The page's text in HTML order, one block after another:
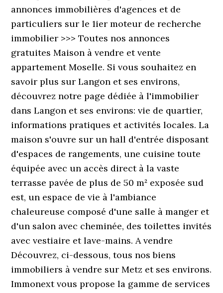
annonces immobilières d'agences et de
particuliers sur le 1ier moteur de recherche
immobilier >>> Toutes nos annonces
gratuites Maison à vendre et vente
appartement Moselle. Si vous souhaitez en
savoir plus sur Langon et ses environs,
découvrez notre page dédiée à l'immobilier
dans Langon et ses environs: vie de quartier,
informations pratiques et activités locales. La
maison s'ouvre sur un hall d'entrée disposant
d'espaces de rangements, une cuisine toute
équipée avec un accès direct à la vaste
terrasse pavée de plus de 50 m² exposée sud
est, un espace de vie à l'ambiance
chaleureuse composé d'une salle à manger et
d'un salon avec cheminée, des toilettes invités
avec vestiaire et lave-mains. A vendre
Découvrez, ci-dessous, tous nos biens
immobiliers à vendre sur Metz et ses environs.
Immonext vous propose la gamme de services